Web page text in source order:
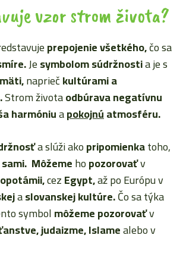
vzor strom života?
prepojenie všetkého,čo sa
Jesymbolom súdržnostia je s
napriečkultúrami a
Strom životaodbúrava negatívnu
harmóniuapokojnúatmosféru.
a slúži akopripomienkatoho,
sami. Môžemehopozorovaťv
cezEgypt,až po Európu v
aslovanskej kultúre.Čo sa týka
symbolmôžeme pozorovaťv
judaizme, Islamealebo v